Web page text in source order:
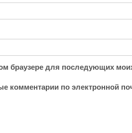
браузере для последующих
комментарии по электронной